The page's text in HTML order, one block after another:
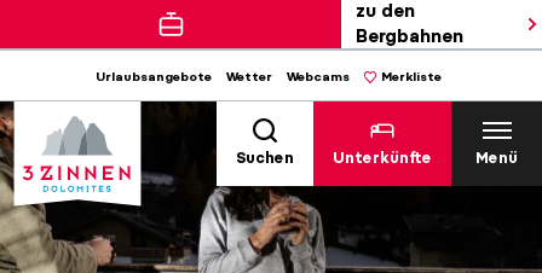
zu den
Bergbahnen
Urlaubsangebote Wetter Webcams Merkliste
Suchen Unterkünfte Menü